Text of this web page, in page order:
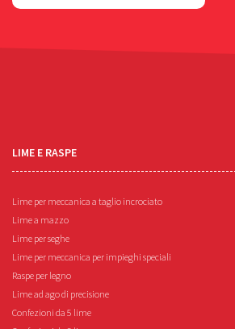
LIME E RASPE
Lime per meccanica a taglio incrociato
Lime a mazzo
Lime per seghe
Lime per meccanica per impieghi speciali
Raspe per legno
Lime ad ago di precisione
Confezioni da 5 lime